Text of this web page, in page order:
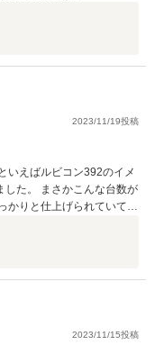
2023/11/19投稿
な台数が
ャルウイング
2023/11/15投稿